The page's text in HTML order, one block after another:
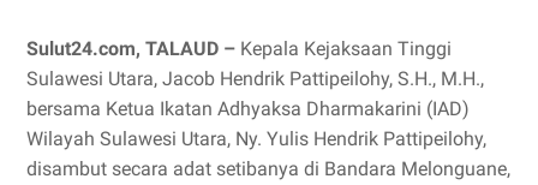
Sulut24.com, TALAUD – Kepala Kejaksaan Tinggi
Sulawesi Utara, Jacob Hendrik Pattipeilohy, S.H., M.H.,
bersama Ketua Ikatan Adhyaksa Dharmakarini (IAD)
Wilayah Sulawesi Utara, Ny. Yulis Hendrik Pattipeilohy,
disambut secara adat setibanya di Bandara Melonguane,